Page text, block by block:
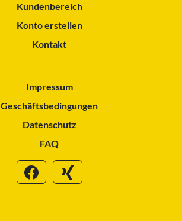
Kundenbereich
Konto erstellen
Kontakt
Impressum
Geschäftsbedingungen
Datenschutz
FAQ